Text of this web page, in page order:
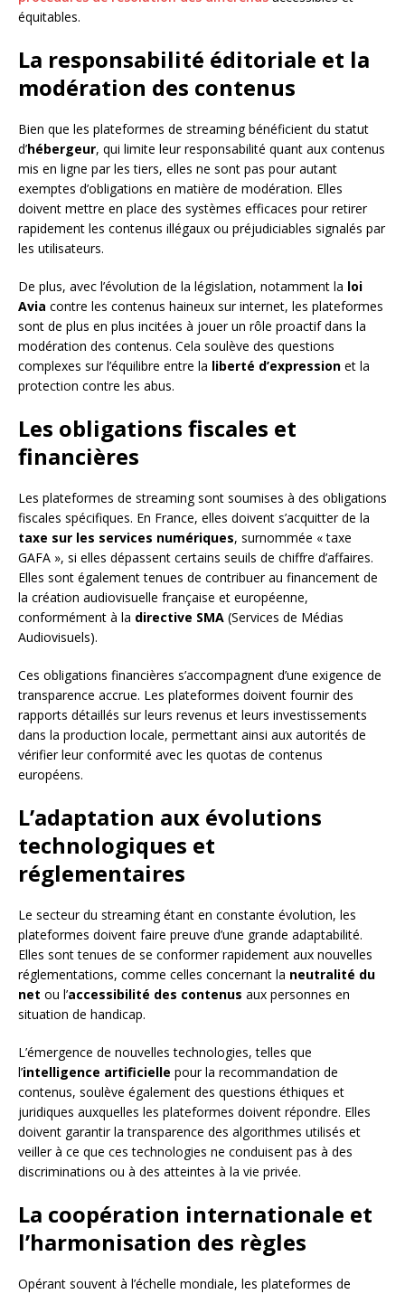
équitables.
La responsabilité éditoriale et la
modération des contenus
Bien que les plateformes de streaming bénéficient du statut
d’hébergeur, qui limite leur responsabilité quant aux contenus
mis en ligne par les tiers, elles ne sont pas pour autant
exemptes d’obligations en matière de modération. Elles
doivent mettre en place des systèmes efficaces pour retirer
rapidement les contenus illégaux ou préjudiciables signalés par
les utilisateurs.
De plus, avec l’évolution de la législation, notamment la loi
Avia contre les contenus haineux sur internet, les plateformes
sont de plus en plus incitées à jouer un rôle proactif dans la
modération des contenus. Cela soulève des questions
complexes sur l’équilibre entre la liberté d’expression et la
protection contre les abus.
Les obligations fiscales et
financières
Les plateformes de streaming sont soumises à des obligations
fiscales spécifiques. En France, elles doivent s’acquitter de la
taxe sur les services numériques, surnommée « taxe
GAFA », si elles dépassent certains seuils de chiffre d’affaires.
Elles sont également tenues de contribuer au financement de
la création audiovisuelle française et européenne,
conformément à la directive SMA (Services de Médias
Audiovisuels).
Ces obligations financières s’accompagnent d’une exigence de
transparence accrue. Les plateformes doivent fournir des
rapports détaillés sur leurs revenus et leurs investissements
dans la production locale, permettant ainsi aux autorités de
vérifier leur conformité avec les quotas de contenus
européens.
L’adaptation aux évolutions
technologiques et
réglementaires
Le secteur du streaming étant en constante évolution, les
plateformes doivent faire preuve d’une grande adaptabilité.
Elles sont tenues de se conformer rapidement aux nouvelles
réglementations, comme celles concernant la neutralité du
net ou l’accessibilité des contenus aux personnes en
situation de handicap.
L’émergence de nouvelles technologies, telles que
l’intelligence artificielle pour la recommandation de
contenus, soulève également des questions éthiques et
juridiques auxquelles les plateformes doivent répondre. Elles
doivent garantir la transparence des algorithmes utilisés et
veiller à ce que ces technologies ne conduisent pas à des
discriminations ou à des atteintes à la vie privée.
La coopération internationale et
l’harmonisation des règles
Opérant souvent à l’échelle mondiale, les plateformes de